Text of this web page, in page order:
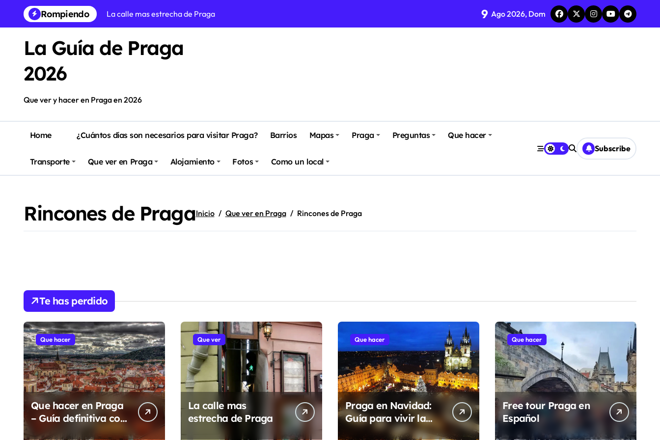
contenido
Rompiendo
La calle mas estrecha de Praga
Free tour Praga en Español
Prague Easter Markets (5 de abril – 20 de abril de 2025)
9 Ago 2026, Dom
La Guía de Praga
2026
Que ver y hacer en Praga en 2026
Home ¿Cuántos días son necesarios para visitar Praga? Barrios Mapas Praga Preguntas Que hacer
Transporte Que ver en Praga Alojamiento Fotos Como un local
Subscribe
Rincones de PragaInicio Que ver en Praga Rincones de Praga
Te has perdido
Que hacer
Que hacer en Praga
– Guía definitiva con
más de 125 lugares y
Que ver
La calle mas
estrecha de Praga
Que hacer
Praga en Navidad:
Guía para vivir la
magia de un cuento
Que hacer
Free tour Praga en
Español